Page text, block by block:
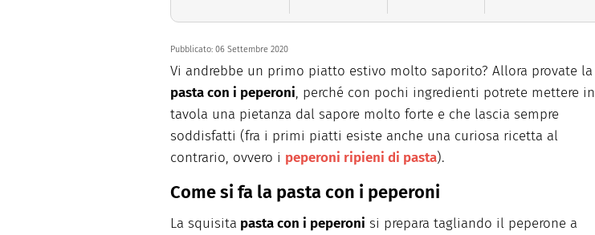
Pubblicato: 06 Settembre 2020
Vi andrebbe un primo piatto estivo molto saporito? Allora provate la
pasta con i peperoni, perché con pochi ingredienti potrete mettere in
tavola una pietanza dal sapore molto forte e che lascia sempre
soddisfatti (fra i primi piatti esiste anche una curiosa ricetta al
contrario, ovvero i peperoni ripieni di pasta).
Come si fa la pasta con i peperoni
La squisita pasta con i peperoni si prepara tagliando il peperone a